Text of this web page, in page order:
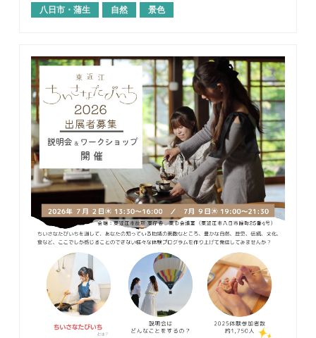
八日市・蒲生 自然 景色